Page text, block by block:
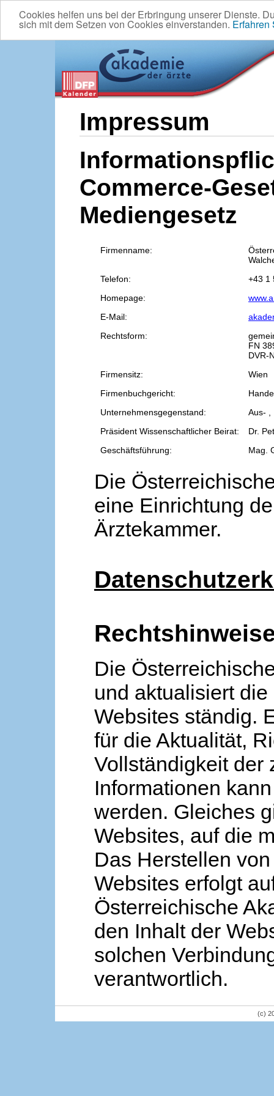
Cookies helfen uns bei der Erbringung unserer Dienste.
sich mit dem Setzen von Cookies einverstanden. Erfahren
Impressum
Commerce-
Mediengesetz
Firmenname:
Telefon:
+43 1
Homepage:
E-Mail:
Rechtsform:
FN
DVR-
Firmensitz:
Wien
Firmenbuchgericht:
Unternehmensgegenstand:
Aus- ,
Präsident Wissenschaftlicher Beirat:
Dr.
Geschäftsführung:
Mag.
Die
eine Einrichtung
Ärztekammer.
Die
und aktualisiert
Websites ständig.
für die Aktualität,
Vollständigkeit der
Informationen
werden. Gleiches
Websites, auf die
Das Herstellen
Websites erfolgt
Österreichische
den Inhalt der
solchen
verantwortlich.
(c)